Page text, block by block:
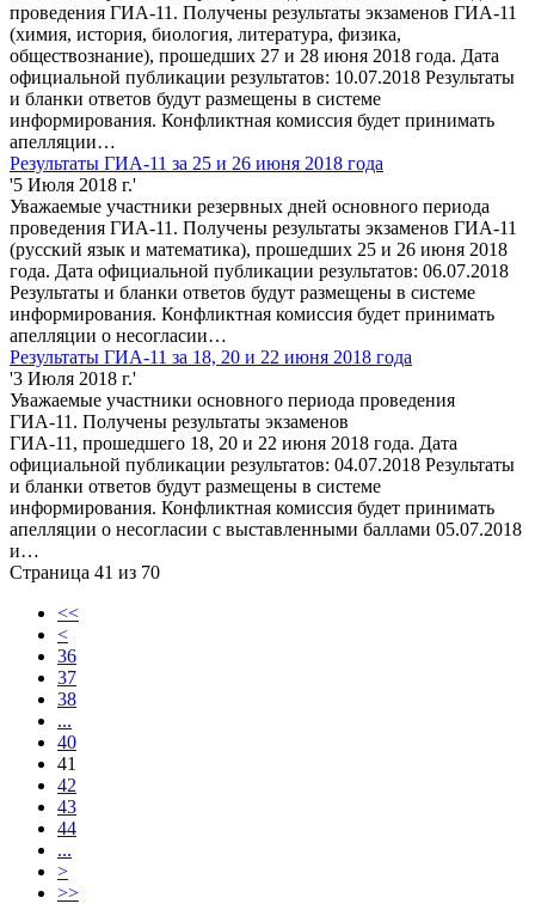
проведения ГИА-11. Получены результаты экзаменов ГИА-11
(химия, история, биология, литература, физика,
обществознание), прошедших 27 и 28 июня 2018 года. Дата
официальной публикации результатов: 10.07.2018 Результаты
и бланки ответов будут размещены в системе
информирования. Конфликтная комиссия будет принимать
апелляции…
Результаты ГИА-11 за 25 и 26 июня 2018 года
'5 Июля 2018 г.'
Уважаемые участники резервных дней основного периода
проведения ГИА-11. Получены результаты экзаменов ГИА-11
(русский язык и математика), прошедших 25 и 26 июня 2018
года. Дата официальной публикации результатов: 06.07.2018
Результаты и бланки ответов будут размещены в системе
информирования. Конфликтная комиссия будет принимать
апелляции о несогласии…
Результаты ГИА-11 за 18, 20 и 22 июня 2018 года
'3 Июля 2018 г.'
Уважаемые участники основного периода проведения
ГИА-11. Получены результаты экзаменов
ГИА-11, прошедшего 18, 20 и 22 июня 2018 года. Дата
официальной публикации результатов: 04.07.2018 Результаты
и бланки ответов будут размещены в системе
информирования. Конфликтная комиссия будет принимать
апелляции о несогласии с выставленными баллами 05.07.2018
и…
Страница 41 из 70
<<
<
36
37
38
...
40
41
42
43
44
...
>
>>